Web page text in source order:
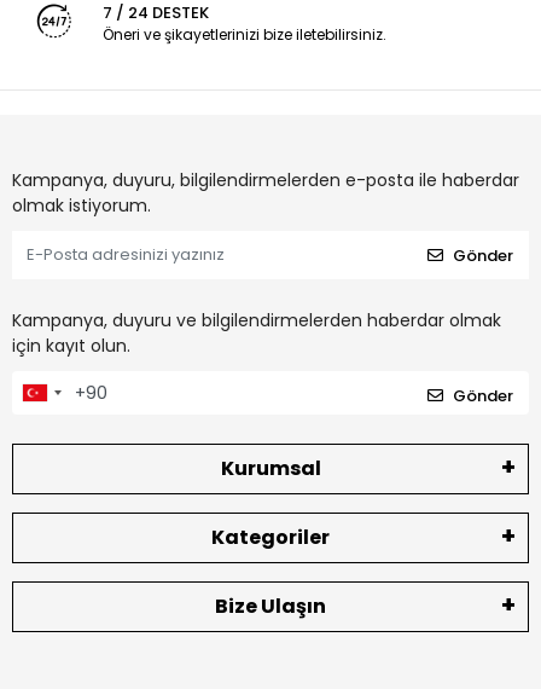
7 / 24 DESTEK
Öneri ve şikayetlerinizi bize iletebilirsiniz.
Kampanya, duyuru, bilgilendirmelerden e-posta ile haberdar
olmak istiyorum.
Gönder
Kampanya, duyuru ve bilgilendirmelerden haberdar olmak
için kayıt olun.
Gönder
Kurumsal
Kategoriler
Bize Ulaşın